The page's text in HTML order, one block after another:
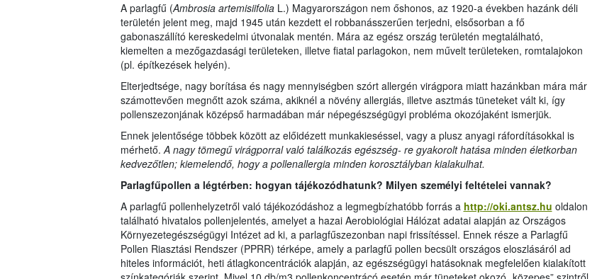
A parlagfű (Ambrosia artemisiifolia L.) Magyarországon nem őshonos, az 1920-a években hazánk déli
területén jelent meg, majd 1945 után kezdett el robbanásszerűen terjedni, elsősorban a fő
gabonaszállító kereskedelmi útvonalak mentén. Mára az egész ország területén megtalálható,
kiemelten a mezőgazdasági területeken, illetve fiatal parlagokon, nem művelt területeken, romtalajokon
(pl. építkezések helyén).
Elterjedtsége, nagy borítása és nagy mennyiségben szórt allergén virágpora miatt hazánkban mára már
számottevően megnőtt azok száma, akiknél a növény allergiás, illetve asztmás tüneteket vált ki, így
pollenszezonjának középső harmadában már népegészségügyi probléma okozójaként ismerjük.
Ennek jelentősége többek között az előidézett munkakieséssel, vagy a plusz anyagi ráfordításokkal is
mérhető.A nagy tömegű virágporral való találkozás egészség- re gyakorolt hatása minden életkorban
kedvezőtlen; kiemelendő, hogy a pollenallergia minden korosztályban kialakulhat.
Parlagfűpollen a légtérben: hogyan tájékozódhatunk? Milyen személyi feltételei vannak?
A parlagfű pollenhelyzetről való tájékozódáshoz a legmegbízhatóbb forrás a http://oki.antsz.hu oldalon
található hivatalos pollenjelentés, amelyet a hazai Aerobiológiai Hálózat adatai alapján az Országos
Környezetegészségügyi Intézet ad ki, a parlagfűszezonban napi frissítéssel. Ennek része a Parlagfű
Pollen Riasztási Rendszer (PPRR) térképe, amely a parlagfű pollen becsült országos eloszlásáról ad
hiteles információt, heti átlagkoncentrációk alapján, az egészségügyi hatásoknak megfelelően kialakított